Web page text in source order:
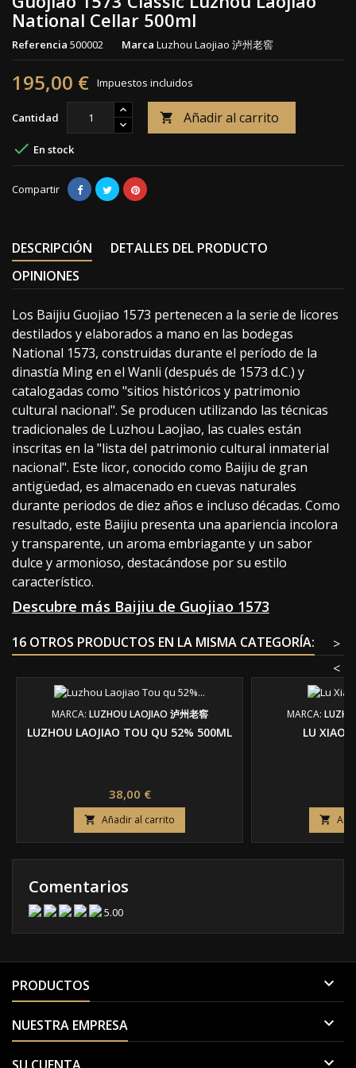
National Cellar 500ml
Referencia 500002 Marca Luzhou Laojiao 泸州老窖
195,00 € Impuestos incluidos
Cantidad  Añadir al carrito
 En stock
Compartir
DESCRIPCIÓN
DETALLES DEL PRODUCTO
OPINIONES
Los Baijiu Guojiao 1573 pertenecen a la serie de licores
destilados y elaborados a mano en las bodegas
National 1573, construidas durante el período de la
dinastía Ming en el Wanli (después de 1573 d.C.) y
catalogadas como "sitios históricos y patrimonio
cultural nacional". Se producen utilizando las técnicas
tradicionales de Luzhou Laojiao, las cuales están
inscritas en la "lista del patrimonio cultural inmaterial
nacional". Este licor, conocido como Baijiu de gran
antigüedad, es almacenado en cuevas naturales
durante periodos de diez años e incluso décadas. Como
resultado, este Baijiu presenta una apariencia incolora
y transparente, un aroma embriagante y un sabor
dulce y armonioso, destacándose por su estilo
característico.
Descubre más Baijiu de Guojiao 1573
16 OTROS PRODUCTOS EN LA MISMA CATEGORÍA:
>
<
MARCA: LUZHOU LAOJIAO 泸州老窖
LUZHOU LAOJIAO TOU QU 52% 500ML
Precio
38,00 €
 Añadir al carrito
MARCA:
LU XIAO

Comentarios
5.00
PRODUCTOS 
NUESTRA EMPRESA 
